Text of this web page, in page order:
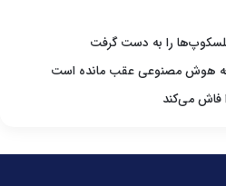
را به دست گرفت
هوش مصنوعی عقب مانده است
فاش می‌کند